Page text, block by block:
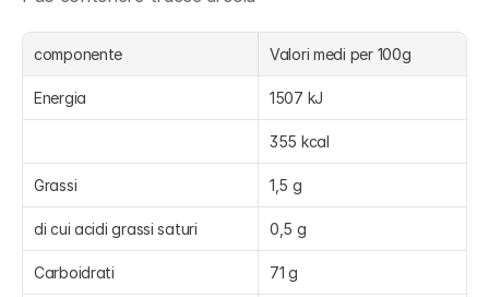
componente Valori medi per 100g
Energia 1507 kJ
355 kcal
Grassi 1,5 g
di cui acidi grassi saturi 0,5 g
Carboidrati 71 g